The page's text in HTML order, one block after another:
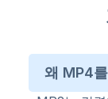
왜 MP4